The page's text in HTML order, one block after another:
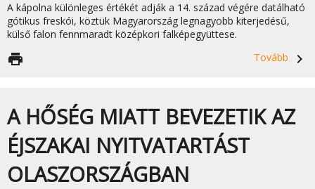
A kápolna különleges értékét adják a 14. század végére datálható
gótikus freskói, köztük Magyarország legnagyobb kiterjedésű,
külső falon fennmaradt középkori falképegyüttese.
Tovább
navigate_next
print
A HŐSÉG MIATT BEVEZETIK AZ
ÉJSZAKAI NYITVATARTÁST
OLASZORSZÁGBAN